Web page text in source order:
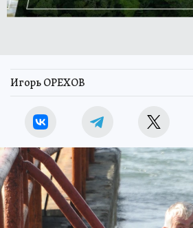
Игорь ОРЕХОВ